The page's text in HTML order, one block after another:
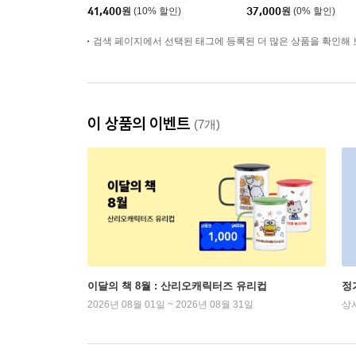
라운)
41,400원 (10% 할인)
37,000원 (0% 할인)
검색 페이지에서 선택된 태그에 등록된 더 많은 상품을 확인해
이 상품의 이벤트 (7개)
이달의 책 8월 : 산리오캐릭터즈 유리컵
2026년 08월 01일 ~ 2026년 08월 31일
정
상